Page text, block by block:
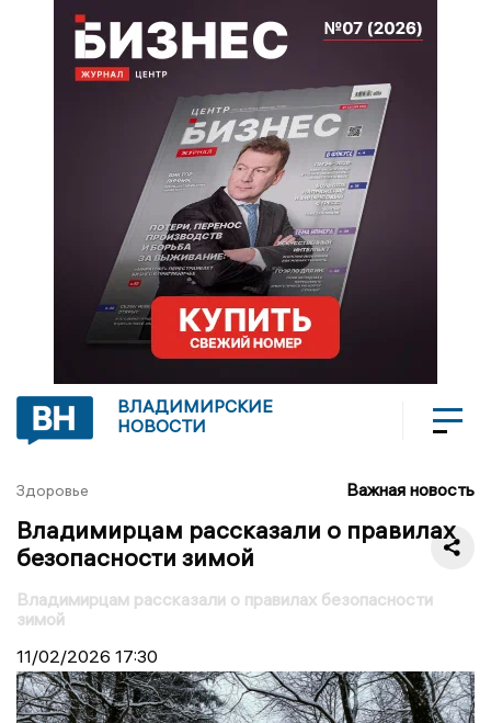
ВЛАДИМИРСКИЕ
НОВОСТИ
Здоровье Важная новость
Владимирцам рассказали о правилах
безопасности зимой
Владимирцам рассказали о правилах безопасности
зимой
11/02/2026 17:30